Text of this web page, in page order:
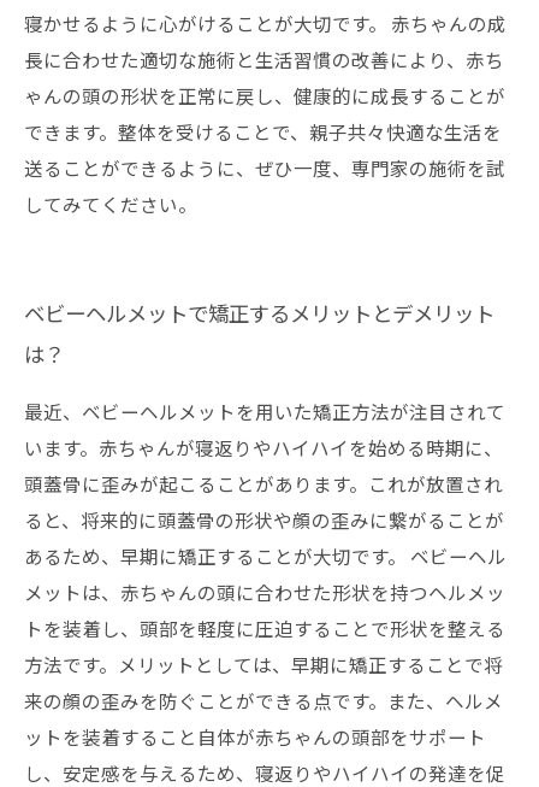
寝かせるように心がけることが大切です。 赤ちゃんの成
長に合わせた適切な施術と生活習慣の改善により、赤ち
ゃんの頭の形状を正常に戻し、健康的に成長することが
できます。整体を受けることで、親子共々快適な生活を
送ることができるように、ぜひ一度、専門家の施術を試
してみてください。
ベビーヘルメットで矯正するメリットとデメリット
は？
最近、ベビーヘルメットを用いた矯正方法が注目されて
います。赤ちゃんが寝返りやハイハイを始める時期に、
頭蓋骨に歪みが起こることがあります。これが放置され
ると、将来的に頭蓋骨の形状や顔の歪みに繋がることが
あるため、早期に矯正することが大切です。 ベビーヘル
メットは、赤ちゃんの頭に合わせた形状を持つヘルメッ
トを装着し、頭部を軽度に圧迫することで形状を整える
方法です。メリットとしては、早期に矯正することで将
来の顔の歪みを防ぐことができる点です。また、ヘルメ
ットを装着すること自体が赤ちゃんの頭部をサポート
し、安定感を与えるため、寝返りやハイハイの発達を促